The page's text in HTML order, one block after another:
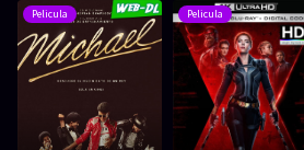
Pelicula Pelicula